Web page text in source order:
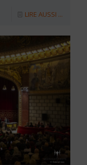
LIRE AUSSI ...